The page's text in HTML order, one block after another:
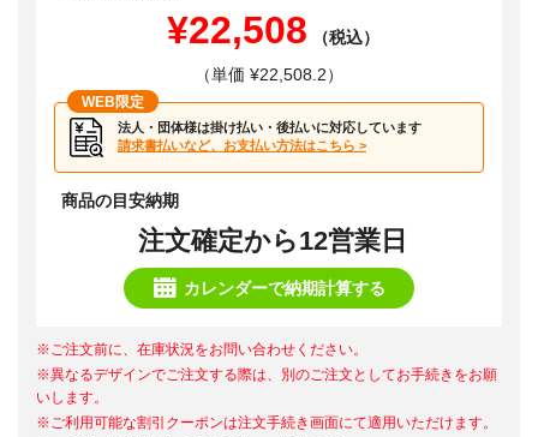
¥22,508
（税込）
（単価 ¥22,508.2）
WEB限定
法人・団体様は掛け払い・後払いに対応しています
請求書払いなど、お支払い方法はこちら >
商品の目安納期
注文確定から12営業日
カレンダーで納期計算する
※ご注文前に、在庫状況をお問い合わせください。
※異なるデザインでご注文する際は、別のご注文としてお手続きをお願
いします。
※ご利用可能な割引クーポンは注文手続き画面にて適用いただけます。